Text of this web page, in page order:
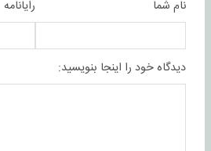
نام شما رایانامه
دیدگاه خود را اینجا بنویسید: